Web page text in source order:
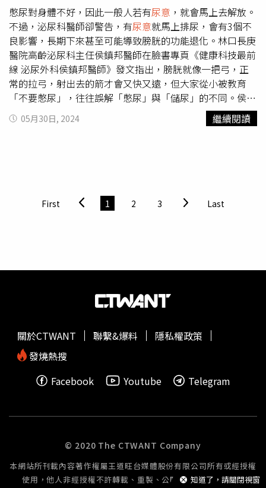
憋尿對身體不好，因此一般人若有尿意 ，就會馬上去解放。
不過，泌尿科醫師卻警告，有尿意就馬上排尿，會有3個不
良影響，長期下來甚至可能導致膀胱的功能退化。林口長庚
醫院高齡泌尿科主任侯鎮邦醫師在臉書專頁《健康科技最前
線 泌尿外科侯鎮邦醫師》發文指出，膀胱就像一把弓，正
常的拉弓，射出去的箭才會又快又遠，但大家從小被教育
「不要憋尿」，往往誤解「憋尿」與「儲尿」的不同。侯鎮
邦醫師指出，他支持正常的膀胱，就必須有正常的儲尿工
作，也就是說「不要一有尿就去尿，要適度忍一下」，讓膀
2、當膀胱內的尿液不夠就去尿，其實是增加膀胱逼尿肌的
負擔，年輕人可能感覺不出來，但老了之後膀胱收縮功能退
05月30日, 2024 繼續閱讀
First 1 2 3 Last
知道了，請關閉視窗
關於CTWANT 聯繫&爆料
隱私權政策
發燒熱搜
Facebook
Youtube Telegram
© 2020 The CTWANT Company
本網站所刊載內容著作權屬王道旺台媒體股份有限公司所有或經授權
使用，他人非經授權不許轉載、重製、公開播送或公開傳輸。